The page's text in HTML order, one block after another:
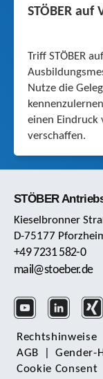
STÖBER
Triff STÖBER
Nutze die
einen Eindruck
verschaffen.
STÖBER
Kieselbronner
D-75177
+49 7231 582-0
mail@stoeber.de
Rechts­hinweise
AGB
Gender-
Cookie Consent